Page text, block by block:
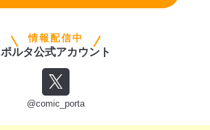
情報配信中
ポルタ公式アカウント
@comic_porta